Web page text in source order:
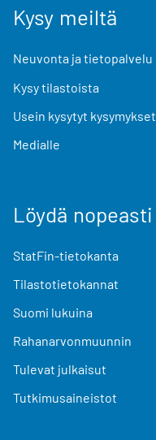
Kysy meiltä
Neuvonta ja tietopalvelu
Kysy tilastoista
Usein kysytyt kysymykset
Medialle
Löydä nopeasti
StatFin-tietokanta
Tilastotietokannat
Suomi lukuina
Rahanarvonmuunnin
Tulevat julkaisut
Tutkimusaineistot